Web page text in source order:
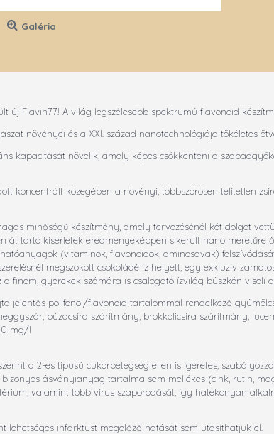
Galéria
új Flavin77! A világ legszélesebb spektrumú flavonoid
növényei és a XXI. század nanotechnológiája tökéletes
kapacitását növelik, amely képes csökkenteni a
koncentrált közegében a növényi, többszörösen telítetlen
minőségű készítmény, amely tervezésénél két dolgot
át tartó kísérletek eredményeképpen sikerült nano méretűre
(vitaminok, flavonoidok, aminosavak)
megszokott csokoládé íz helyett, egy exkluzív
finom, gyerekek számára is csalogató ízvilág büszkén viseli
jelentős polifenol/flavonoid tartalommal rendelkező
búzacsíra szárítmány, brokkolicsíra szárítmány,
mg/l
a 2-es típusú cukorbetegség ellen is ígéretes,
ásványianyag tartalma sem mellékes (cink, rutin,
valamint több vírus szaporodását, így hatékonyan
lehetséges infarktust megelőző hatását sem utasíthatjuk el.